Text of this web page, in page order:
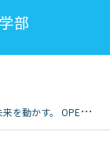
探究ゼミナール ］ 6/26（日） 8/9（火）※